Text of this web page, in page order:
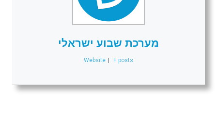
מערכת שבוע ישראלי
Website + posts